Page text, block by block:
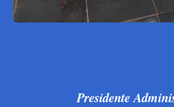
Presidente